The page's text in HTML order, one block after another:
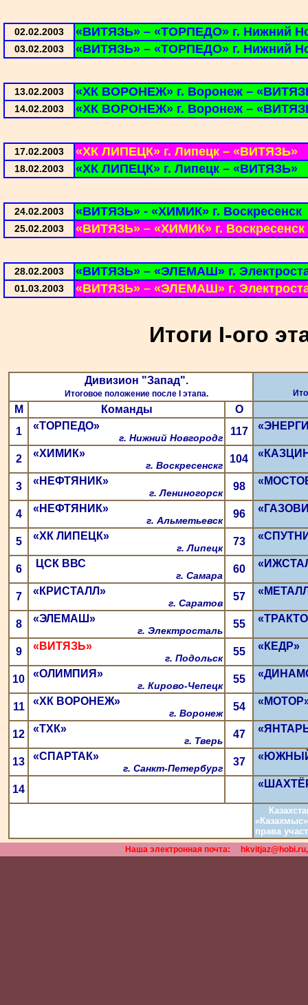
02.02.2003 «ВИТЯЗЬ» – «ТОРПЕДО» г. Нижний
03.02.2003 «ВИТЯЗЬ» – «ТОРПЕДО» г. Нижний
13.02.2003 «ХК ВОРОНЕЖ» г. Воронеж –
14.02.2003 «ХК ВОРОНЕЖ» г. Воронеж –
17.02.2003 «ХК ЛИПЕЦК» г. Липецк – «ВИТЯЗЬ»
18.02.2003 «ХК ЛИПЕЦК» г. Липецк – «ВИТЯЗЬ»
24.02.2003 «ВИТЯЗЬ» - «ХИМИК» г. Воскресенск
25.02.2003 «ВИТЯЗЬ» – «ХИМИК» г. Воскресенск
28.02.2003 «ВИТЯЗЬ» – «ЭЛЕМАШ» г.
01.03.2003 «ВИТЯЗЬ» – «ЭЛЕМАШ» г.
Итоги I-ого
Дивизион "Запад".
Итоговое положение после I этапа.
М Команды
О
1
«ТОРПЕДО»
г. Нижний Новгородг
117
2 «ХИМИК»
г. Воскресенскг
104
3 «НЕФТЯНИК»
г. Лениногорск
98
4 «НЕФТЯНИК»
г. Альметьевск
96
5 «ХК ЛИПЕЦК»
г. Липецк
73
6 ЦСК ВВС
г. Самара
60
7 «КРИСТАЛЛ»
г. Саратов
57
8 «ЭЛЕМАШ»
г. Электросталь
55
9 «ВИТЯЗЬ»
г. Подольск
55 «КЕДР»
10 «ОЛИМПИЯ»
г. Кирово-Чепецк
55
11 «ХК ВОРОНЕЖ»
г. Воронеж
54
12 «ТХК»
г. Тверь
47
13 «СПАРТАК»
г. Санкт-Петербург
37
14
права
Наша электронная почта: hkvitjaz@hobi.ru,